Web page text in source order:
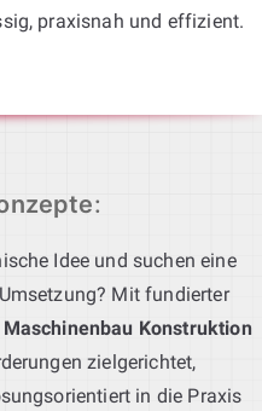
praxisnah und effizient.
:
Idee und suchen eine
Mit fundierter
Maschinenbau Konstruktion
zielgerichtet,
in die Praxis